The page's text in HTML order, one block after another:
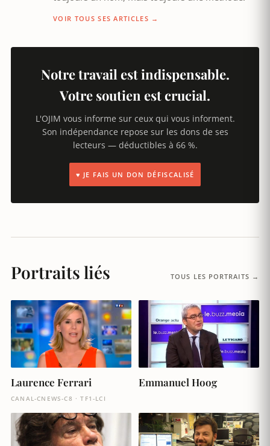
VOIR TOUS SES ARTICLES →
Notre travail est indispensable.
Votre soutien est crucial.
L'OJIM vous informe sur ceux qui vous informent.
Son indépendance repose sur les dons de ses
lecteurs — déductibles à 66 %.
♥ JE FAIS UN DON DÉFISCALISÉ
Portraits liés TOUS LES PORTRAITS →
Laurence Ferrari
CANAL-CNEWS-C8 · TF1-LCI
Emmanuel Hoog